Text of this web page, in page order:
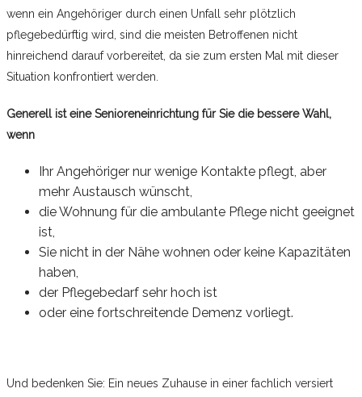
wenn ein Angehöriger durch einen Unfall sehr plötzlich
pflegebedürftig wird, sind die meisten Betroffenen nicht
hinreichend darauf vorbereitet, da sie zum ersten Mal mit dieser
Situation konfrontiert werden.
Generell ist eine Senioreneinrichtung für Sie die bessere Wahl,
wenn
Ihr Angehöriger nur wenige Kontakte pflegt, aber
mehr Austausch wünscht,
die Wohnung für die ambulante Pflege nicht geeignet
ist,
Sie nicht in der Nähe wohnen oder keine Kapazitäten
haben,
der Pflegebedarf sehr hoch ist
oder eine fortschreitende Demenz vorliegt.
Und bedenken Sie: Ein neues Zuhause in einer fachlich versiert